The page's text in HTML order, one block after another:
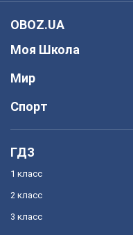
OBOZ.UA
Моя Школа
Мир
Спорт
ГДЗ
1 класс
2 класс
3 класс